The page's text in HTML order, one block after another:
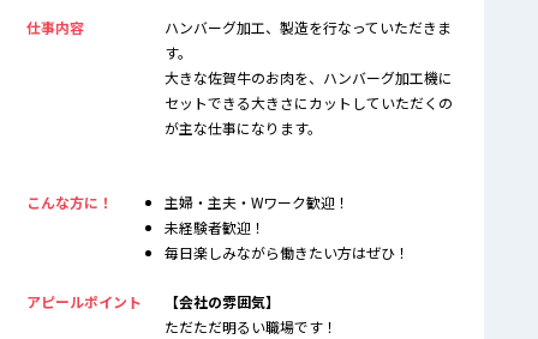
仕事内容
ハンバーグ加工、製造を行なっていただきま
す。
大きな佐賀牛のお肉を、ハンバーグ加工機に
セットできる大きさにカットしていただくの
が主な仕事になります。
こんな方に！
主婦・主夫・Wワーク歓迎！
未経験者歓迎！
毎日楽しみながら働きたい方はぜひ！
アピールポイント
【会社の雰囲気】
ただただ明るい職場です！